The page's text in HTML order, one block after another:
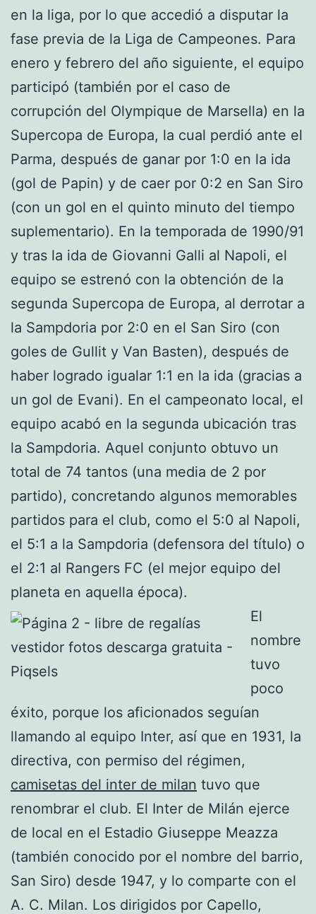
en la liga, por lo que accedió a disputar la
fase previa de la Liga de Campeones. Para
enero y febrero del año siguiente, el equipo
participó (también por el caso de
corrupción del Olympique de Marsella) en la
Supercopa de Europa, la cual perdió ante el
Parma, después de ganar por 1:0 en la ida
(gol de Papin) y de caer por 0:2 en San Siro
(con un gol en el quinto minuto del tiempo
suplementario). En la temporada de 1990/91
y tras la ida de Giovanni Galli al Napoli, el
equipo se estrenó con la obtención de la
segunda Supercopa de Europa, al derrotar a
la Sampdoria por 2:0 en el San Siro (con
goles de Gullit y Van Basten), después de
haber logrado igualar 1:1 en la ida (gracias a
un gol de Evani). En el campeonato local, el
equipo acabó en la segunda ubicación tras
la Sampdoria. Aquel conjunto obtuvo un
total de 74 tantos (una media de 2 por
partido), concretando algunos memorables
partidos para el club, como el 5:0 al Napoli,
el 5:1 a la Sampdoria (defensora del título) o
el 2:1 al Rangers FC (el mejor equipo del
planeta en aquella época).
El
nombre
tuvo
poco
éxito, porque los aficionados seguían
llamando al equipo Inter, así que en 1931, la
directiva, con permiso del régimen,
camisetas del inter de milan tuvo que
renombrar el club. El Inter de Milán ejerce
de local en el Estadio Giuseppe Meazza
(también conocido por el nombre del barrio,
San Siro) desde 1947, y lo comparte con el
A. C. Milan. Los dirigidos por Capello,